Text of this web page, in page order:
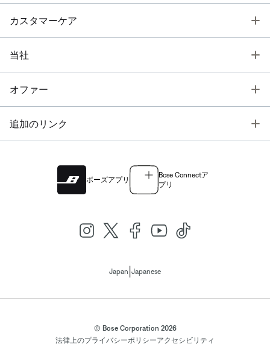
カスタマーケア
当社
オファー
追加のリンク
ボーズアプリ
Bose Connectア
プリ
Japan Japanese
© Bose Corporation 2026
法律上のプライバシーポリシーアクセシビリティ